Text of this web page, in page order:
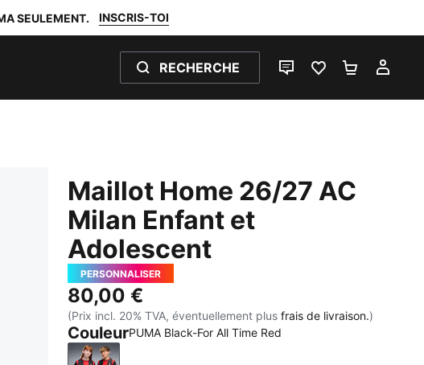
SEULEMENT. INSCRIS-TOI
RECHERCHE
LIVE CHATFAVORIS 0PANIER 0
Maillot Home 26/27 AC
Milan Enfant et
Adolescent
PERSONNALISER
80,00 €
(Prix incl. 20% TVA, éventuellement plusfrais de livraison.)
CouleurPUMA Black-For All Time Red